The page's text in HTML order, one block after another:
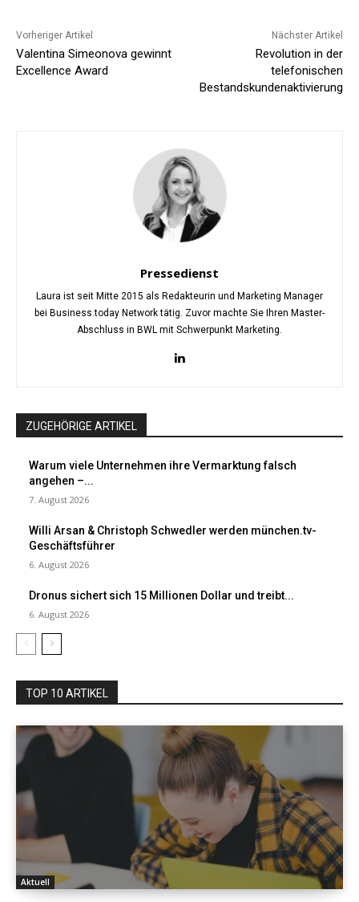
Vorheriger Artikel
Valentina Simeonova gewinnt
Excellence Award
Nächster Artikel
Revolution in der
telefonischen
Bestandskundenaktivierung
Pressedienst
Laura ist seit Mitte 2015 als Redakteurin und Marketing Manager
bei Business.today Network tätig. Zuvor machte Sie Ihren Master-
Abschluss in BWL mit Schwerpunkt Marketing.
ZUGEHÖRIGE ARTIKEL
Warum viele Unternehmen ihre Vermarktung falsch
angehen –...
7. August 2026
Willi Arsan & Christoph Schwedler werden münchen.tv-
Geschäftsführer
6. August 2026
Dronus sichert sich 15 Millionen Dollar und treibt...
6. August 2026
TOP 10 ARTIKEL
Aktuell